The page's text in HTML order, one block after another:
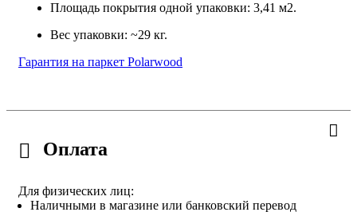
Площадь покрытия одной упаковки: 3,41 м2.
Вес упаковки: ~29 кг.
Гарантия на паркет Polarwood
Оплата
Для физических лиц:
Наличными в магазине или банковский перевод